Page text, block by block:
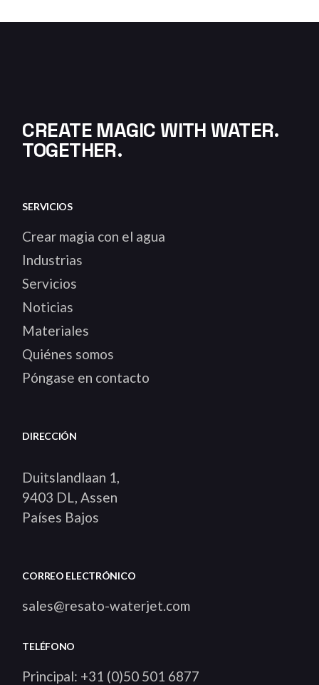
CREATE MAGIC WITH WATER.
TOGETHER.
SERVICIOS
Crear magia con el agua
Industrias
Servicios
Noticias
Materiales
Quiénes somos
Póngase en contacto
DIRECCIÓN
Duitslandlaan 1,
9403 DL, Assen
Países Bajos
CORREO ELECTRÓNICO
sales@resato-waterjet.com
TELÉFONO
Principal: +31 (0)50 501 6877